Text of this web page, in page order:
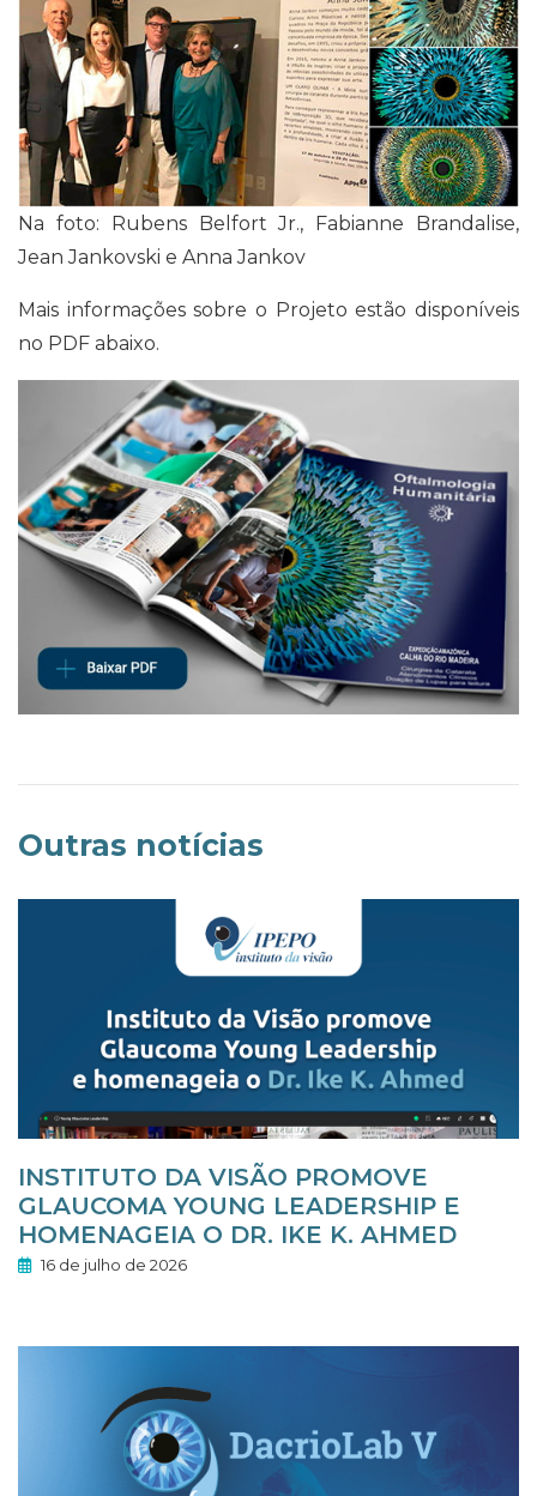
Na foto: Rubens Belfort Jr., Fabianne Brandalise,
Jean Jankovski e Anna Jankov
Mais informações sobre o Projeto estão disponíveis
no PDF abaixo.
Outras notícias
INSTITUTO DA VISÃO PROMOVE
GLAUCOMA YOUNG LEADERSHIP E
HOMENAGEIA O DR. IKE K. AHMED
16 de julho de 2026